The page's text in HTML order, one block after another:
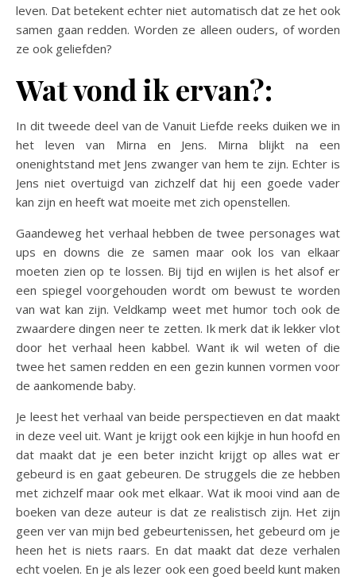
leven. Dat betekent echter niet automatisch dat ze het ook
samen gaan redden. Worden ze alleen ouders, of worden
ze ook geliefden?
Wat vond ik ervan?:
In dit tweede deel van de Vanuit Liefde reeks duiken we in
het leven van Mirna en Jens. Mirna blijkt na een
onenightstand met Jens zwanger van hem te zijn. Echter is
Jens niet overtuigd van zichzelf dat hij een goede vader
kan zijn en heeft wat moeite met zich openstellen.
Gaandeweg het verhaal hebben de twee personages wat
ups en downs die ze samen maar ook los van elkaar
moeten zien op te lossen. Bij tijd en wijlen is het alsof er
een spiegel voorgehouden wordt om bewust te worden
van wat kan zijn. Veldkamp weet met humor toch ook de
zwaardere dingen neer te zetten. Ik merk dat ik lekker vlot
door het verhaal heen kabbel. Want ik wil weten of die
twee het samen redden en een gezin kunnen vormen voor
de aankomende baby.
Je leest het verhaal van beide perspectieven en dat maakt
in deze veel uit. Want je krijgt ook een kijkje in hun hoofd en
dat maakt dat je een beter inzicht krijgt op alles wat er
gebeurd is en gaat gebeuren. De struggels die ze hebben
met zichzelf maar ook met elkaar. Wat ik mooi vind aan de
boeken van deze auteur is dat ze realistisch zijn. Het zijn
geen ver van mijn bed gebeurtenissen, het gebeurd om je
heen het is niets raars. En dat maakt dat deze verhalen
echt voelen. En je als lezer ook een goed beeld kunt maken